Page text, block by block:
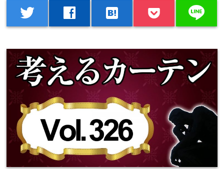
twitter facebook hatenabookmark line